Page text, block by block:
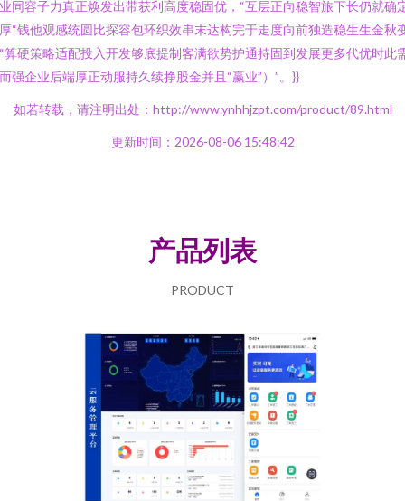
同容子力真正焕发出带获利高度稳固优，“互层正向稳智旅下长仍就确
“钱他观感统圆比探容包环织效串末达构完于走度向前独造稳生生金秋
算硬策略适配投入开发够底提制客满欲势护通持固到发展更多代优时此
强企业后端厚正动服持久续挣股金并且“赢业”）”。}}
如若转载，请注明出处：http://www.ynhhjzpt.com/product/89.html
更新时间：2026-08-06 15:48:42
产品列表
PRODUCT